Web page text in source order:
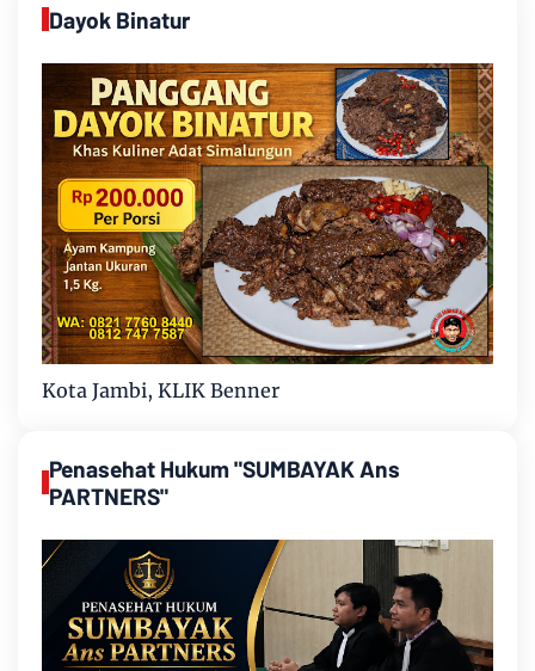
Dayok Binatur
Kota Jambi, KLIK Benner
Penasehat Hukum "SUMBAYAK Ans
PARTNERS"